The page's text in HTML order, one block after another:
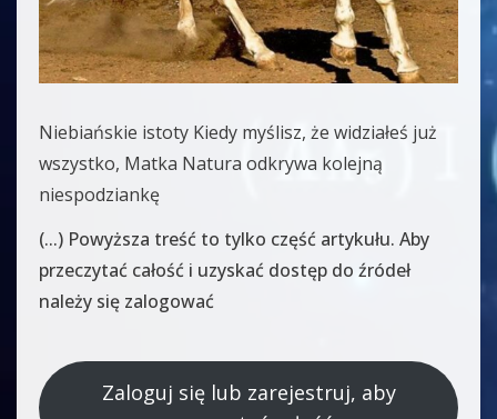
Niebiańskie istoty Kiedy myślisz, że widziałeś już
wszystko, Matka Natura odkrywa kolejną
niespodziankę
(...) Powyższa treść to tylko część artykułu. Aby
przeczytać całość i uzyskać dostęp do źródeł
należy się zalogować
Zaloguj się lub zarejestruj, aby